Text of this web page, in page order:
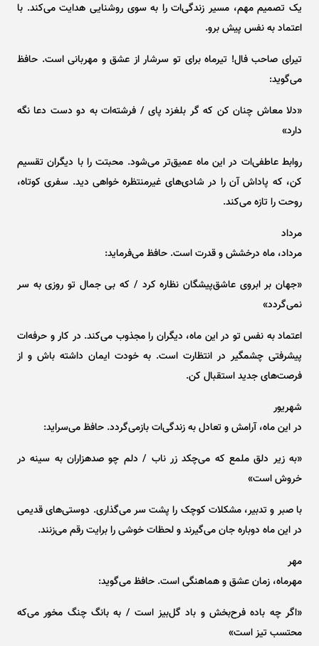
یک تصمیم مهم، مسیر زندگی‌ات را به سوی روشنایی هدایت می‌کند. با
اعتماد به نفس پیش برو.
تیر‌ای صاحب فال! تیرماه برای تو سرشار از عشق و مهربانی است. حافظ
می‌گوید:
«دلا معاش چنان کن که گر بلغزد پای / فرشته‌ات به دو دست دعا نگه
دارد»
روابط عاطفی‌ات در این ماه عمیق‌تر می‌شود. محبتت را با دیگران تقسیم
کن، که پاداش آن را در شادی‌های غیرمنتظره خواهی دید. سفری کوتاه،
روحت را تازه می‌کند.
مرداد
مرداد، ماه درخشش و قدرت است. حافظ می‌فرماید:
«جهان بر ابروی عاشق‌پیشگان نظاره کرد / که بی جمال تو روزی به سر
نمی‌گردد»
اعتماد به نفس تو در این ماه، دیگران را مجذوب می‌کند. در کار و حرفه‌ات
پیشرفتی چشمگیر در انتظارت است. به خودت ایمان داشته باش و از
فرصت‌های جدید استقبال کن.
شهریور
در این ماه، آرامش و تعادل به زندگی‌ات بازمی‌گردد. حافظ می‌سراید:
«به زیر دلق ملمع که می‌چکد زر ناب / دلم چو صدهزاران به سینه در
خروش است»
با صبر و تدبیر، مشکلات کوچک را پشت سر می‌گذاری. دوستی‌های قدیمی
در این ماه دوباره جان می‌گیرند و لحظات خوشی را برایت رقم می‌زنند.
مهر
مهرماه، زمان عشق و هماهنگی است. حافظ می‌گوید:
«اگر چه باده فرح‌بخش و باد گل‌بیز است / به بانگ چنگ مخور می‌که
محتسب تیز است»